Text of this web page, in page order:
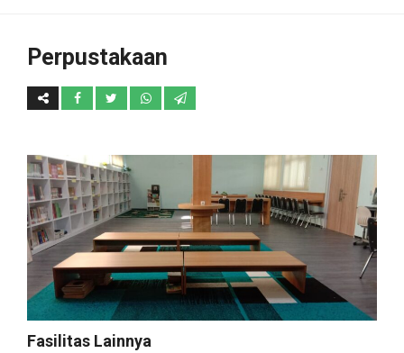
Perpustakaan
Fasilitas Lainnya